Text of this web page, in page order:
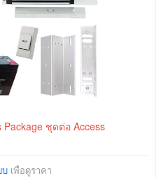
Package ชุดต่อ Access
บเพื่อดูราคา